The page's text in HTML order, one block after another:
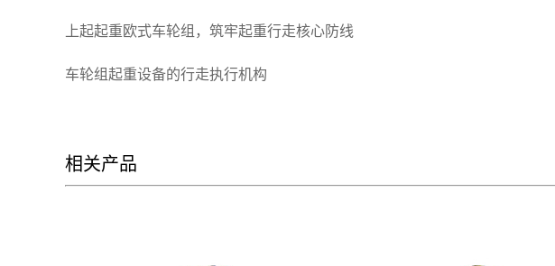
上起起重欧式车轮组，筑牢起重行走核心防线
车轮组起重设备的行走执行机构
相关产品